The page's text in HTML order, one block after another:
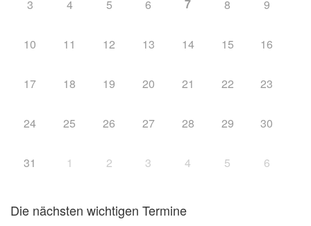
3 4 5 6 7 8 9
10 11 12 13 14 15 16
17 18 19 20 21 22 23
24 25 26 27 28 29 30
31 1 2 3 4 5 6
Die nächsten wichtigen Termine